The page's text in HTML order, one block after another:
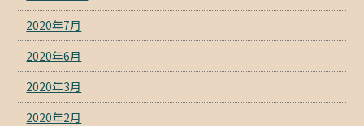
2020年7月
2020年6月
2020年3月
2020年2月